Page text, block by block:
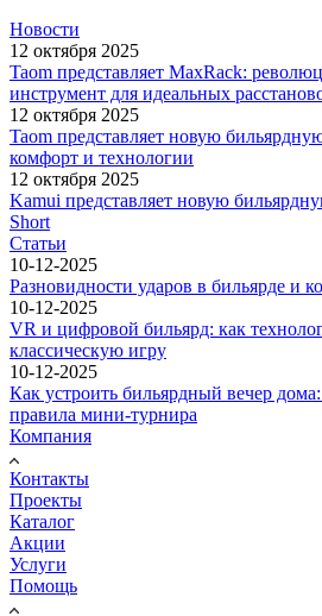
Новости
12 октября 2025
Taom представляет MaxRack:
инструмент для идеальных
12 октября 2025
Taom представляет новую
комфорт и технологии
12 октября 2025
Kamui представляет новую
Short
Статьи
10-12-2025
Разновидности ударов в бильярде и
10-12-2025
VR и цифровой бильярд: как
классическую игру
10-12-2025
Как устроить бильярдный вечер
правила мини-турнира
Компания
Контакты
Проекты
Каталог
Акции
Услуги
Помощь